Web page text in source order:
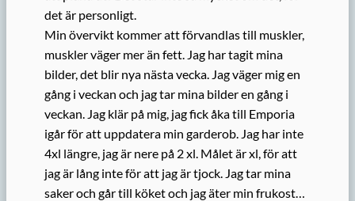
det är personligt.
Min övervikt kommer att förvandlas till muskler,
muskler väger mer än fett. Jag har tagit mina
bilder, det blir nya nästa vecka. Jag väger mig en
gång i veckan och jag tar mina bilder en gång i
veckan. Jag klär på mig, jag fick åka till Emporia
igår för att uppdatera min garderob. Jag har inte
4xl längre, jag är nere på 2 xl. Målet är xl, för att
jag är lång inte för att jag är tjock. Jag tar mina
saker och går till köket och jag äter min frukost…